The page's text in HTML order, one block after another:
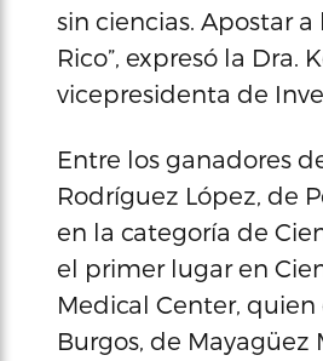
sin ciencias. Apostar
Rico”, expresó la
vicepresidenta de
Entre los ganadores
Rodríguez López, de
en la categoría de
el primer lugar en
Medical Center, quien
Burgos, de